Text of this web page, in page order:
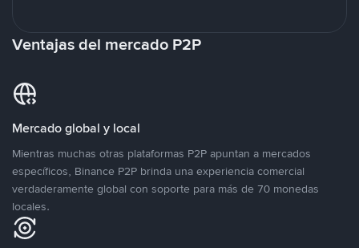
Ventajas del mercado P2P
Mercado global y local
Mientras muchas otras plataformas P2P apuntan a mercados
específicos, Binance P2P brinda una experiencia comercial
verdaderamente global con soporte para más de 70 monedas
locales.